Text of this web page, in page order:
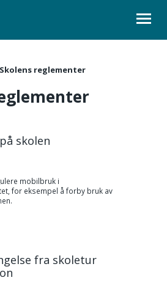
Skolens reglementer
skolen
mobilbruk i
for eksempel å forby bruk av
fra skoletur